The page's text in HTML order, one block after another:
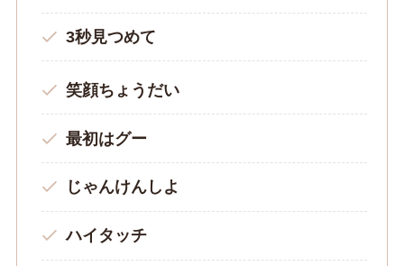
3秒見つめて
笑顔ちょうだい
最初はグー
じゃんけんしよ
ハイタッチ